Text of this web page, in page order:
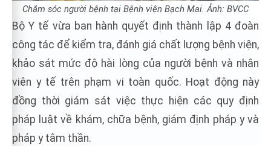
Chăm sóc người bệnh tại Bệnh viện Bạch Mai. Ảnh: BVCC
Bộ Y tế vừa ban hành quyết định thành lập 4 đoàn
công tác để kiểm tra, đánh giá chất lượng bệnh viện,
khảo sát mức độ hài lòng của người bệnh và nhân
viên y tế trên phạm vi toàn quốc. Hoạt động này
đồng thời giám sát việc thực hiện các quy định
pháp luật về khám, chữa bệnh, giám định pháp y và
pháp y tâm thần.